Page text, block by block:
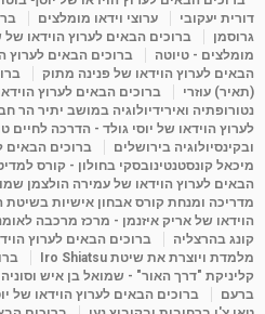
מאת admin 11 שנים 3,644 צפיות
פנינה מתוק - מרכז "נתיב הלב"
מדיטציה-התחדשות
Shahar-vod
דורית יעקובי
ערוצי וידאו מומלצים
גרוסמן
ברוכים הבאים לערוץ הוידאו של
מומלצים - טיוטה
ברוכים הבאים לערוץ
הבאים לערוץ הוידאו של פנינה מתוק
(תאיר) עוזרי
ברוכים הבאים לערוץ
נטורופתיה ואירידיולוגיה במושב יתיר הר
לערוץ הוידאו של יוסי גולד - הדרכה לחיים
ובקינסיולוגיה בירושלים
ברוכים הבאים
מיכאל קונסטנטינובסקי בחולון - קורס
הבאים לערוץ הוידאו של עמירה הולצמן
מדריכה ומנחת קורס אבחון אישיות בשיטת
הוידאו של אריק איזנמן - מרכז מרכבה
קונג בהרצליה
ברוכים הבאים לערוץ
מלמדת ויוצרת את שיטת Iro Shiatsu
קליניקת "דרך האור" - שמואל בן איש
ברעם
ברוכים הבאים לערוץ הוידאו של